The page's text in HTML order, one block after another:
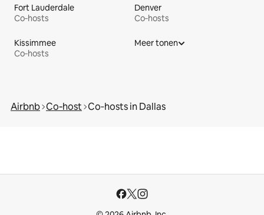
Fort Lauderdale
Co‑hosts
Denver
Co‑hosts
Kissimmee
Co‑hosts
Meer tonen
Airbnb Co‑host Co‑hosts in Dallas